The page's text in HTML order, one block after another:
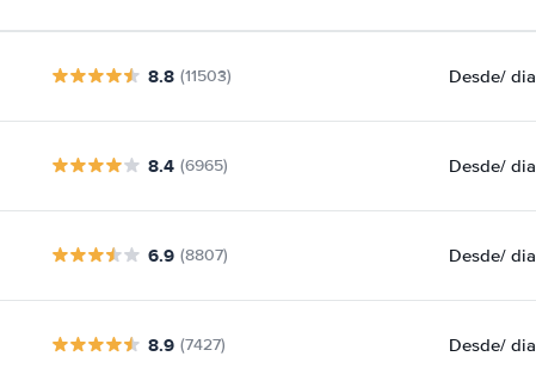
8.8 (11503) Desde/ dia
8.4 (6965) Desde/ dia
6.9 (8807) Desde/ dia
8.9 (7427) Desde/ dia